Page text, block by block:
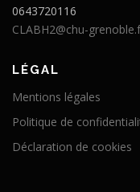
0643720116
CLABH2@chu-
LÉGAL
Mentions légales
Politique de
Déclaration de cookies